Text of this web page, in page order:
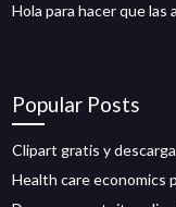
Hola para hacer que
Popular Posts
Clipart gratis y
Health care economics